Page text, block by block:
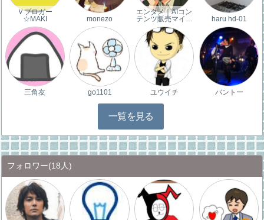
Ｖブロガー
☆MAKI
monezo
エンタメ｜AIコン
テンツ販売マイ…
haru hd-01
三角友 go1101 ユウイチ バントー
一覧を見る
フォロワー(18人)